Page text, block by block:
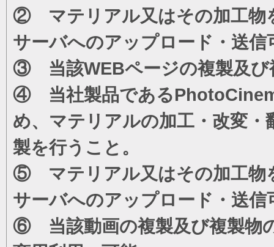
② マテリアル又はその加工物
サーバへのアップロード・送信
③ 当該WEBページの複製及び
④ 当社製品である
め、マテリアルの加工・改変
製を行うこと。
⑤ マテリアル又はその加工物
サーバへのアップロード・送信
⑥ 当該動画の複製及び複製物